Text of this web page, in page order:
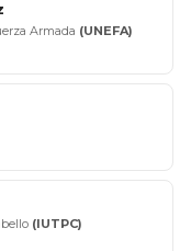
Armada (UNEFA)
(IUTPC)